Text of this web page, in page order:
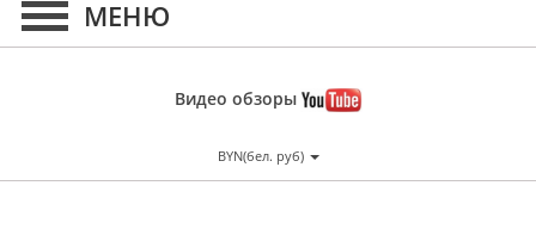
Контакты, и схема проезда
Видео обзоры
BYN(бел. руб)